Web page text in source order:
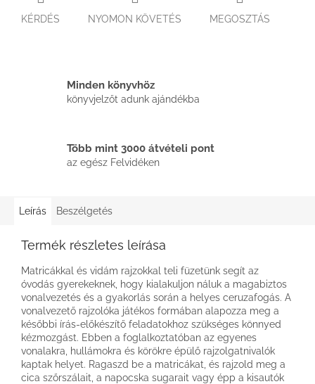
KÉRDÉS NYOMON KÖVETÉS MEGOSZTÁS
Minden könyvhöz
könyvjelzőt adunk ajándékba
Több mint 3000 átvételi pont
az egész Felvidéken
Leírás Beszélgetés
Termék részletes leírása
Matricákkal és vidám rajzokkal teli füzetünk segít az
óvodás gyerekeknek, hogy kialakuljon náluk a magabiztos
vonalvezetés és a gyakorlás során a helyes ceruzafogás. A
vonalvezető rajzolóka játékos formában alapozza meg a
későbbi írás-előkészítő feladatokhoz szükséges könnyed
kézmozgást. Ebben a foglalkoztatóban az egyenes
vonalakra, hullámokra és körökre épülő rajzolgatnivalók
kaptak helyet. Ragaszd be a matricákat, és rajzold meg a
cica szőrszálait, a napocska sugarait vagy épp a kisautók